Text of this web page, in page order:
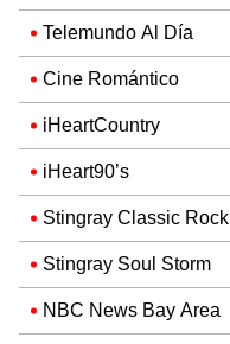
Telemundo Al Día
Cine Romántico
iHeartCountry
iHeart90’s
Stingray Classic Rock
Stingray Soul Storm
NBC News Bay Area